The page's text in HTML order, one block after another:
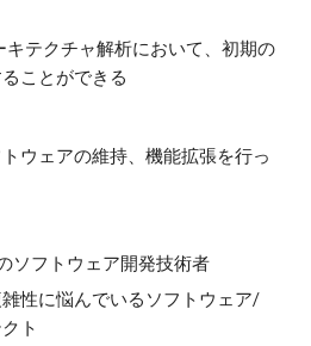
キテクチャ解析において、初期の
ことができる
ウェアの維持、機能拡張を行っ
ソフトウェア開発技術者
性に悩んでいるソフトウェア/
ト